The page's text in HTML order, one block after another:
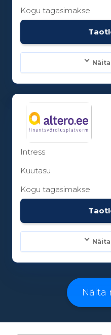
Kogu tagasimakse
100 - 15000€
Laenuperiood:
Intress
Kuutasu
Kogu tagasimakse
Laenusummad:
500 - 25000€Näita